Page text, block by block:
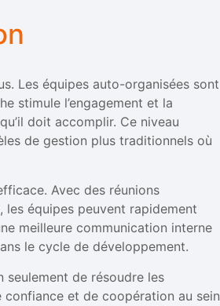
Les équipes auto-organisées sont
stimule l’engagement et la
doit accomplir. Ce niveau
de gestion plus traditionnels où
Avec des réunions
équipes peuvent rapidement
meilleure communication interne
le cycle de développement.
de résoudre les
et de coopération au sein